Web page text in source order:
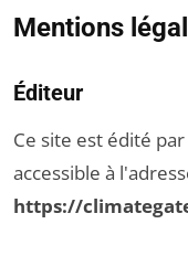
Mentions
Éditeur
Ce site est édité par
accessible à
https://